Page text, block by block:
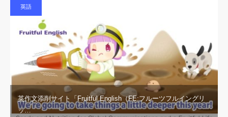
英語
英作文添削サイト「Fruitful English（FE:フルーツフルイングリ
ッ…